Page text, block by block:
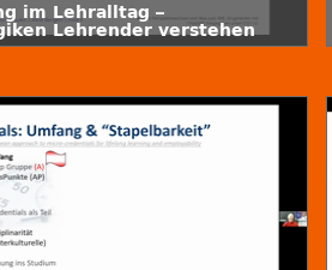
im Lehralltag –
Lehrender verstehen